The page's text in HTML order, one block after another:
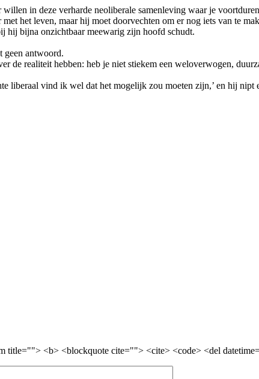
in deze verharde neoliberale samenleving waar je
het leven, maar hij moet doorvechten om er nog iets van te
hij bijna onzichtbaar meewarig zijn hoofd schudt.
geen antwoord.
de realiteit hebben: heb je niet stiekem een weloverwogen,
liberaal vind ik wel dat het mogelijk zou moeten zijn,’ en hij nipt
title=""> <b> <blockquote cite=""> <cite> <code> <del